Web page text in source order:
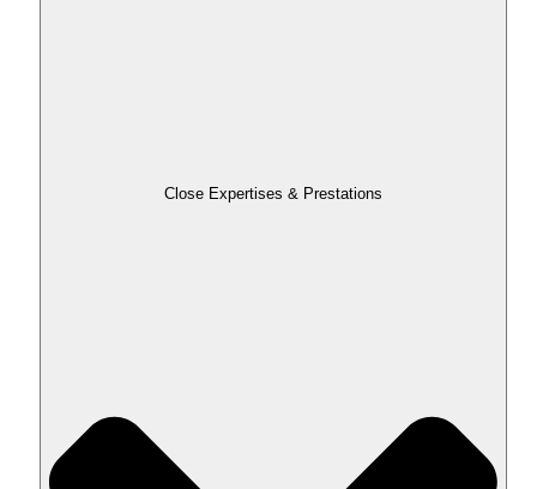
Close Expertises & Prestations